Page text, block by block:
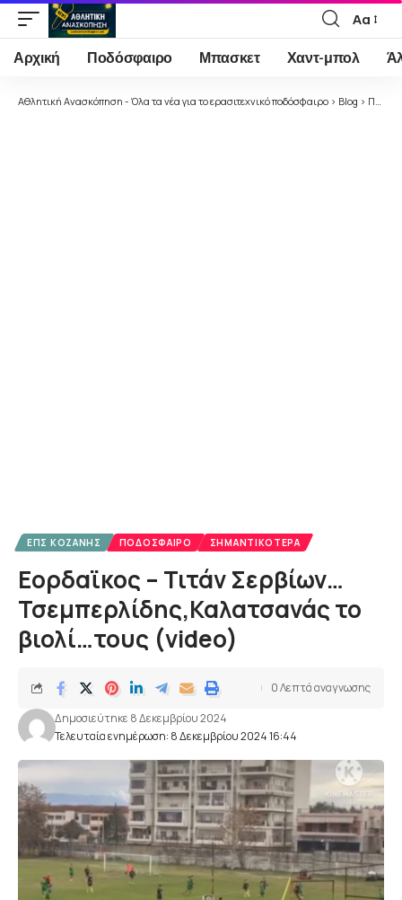
Font
Resizer
Αα
Αρχική Ποδόσφαιρο Μπασκετ Χαντ-μπολ
Αθλητική Ανασκόπηση - Όλα τα νέα για το ερασιτεχνικό ποδόσφαιρο > Blog > Ποδόσφαιρο
ΕΠΣ ΚΟΖΆΝΗΣ ΠΟΔΌΣΦΑΙΡΟ ΣΗΜΑΝΤΙΚΌΤΕΡΑ
Εορδαϊκος – Τιτάν Σερβίων…
Τσεμπερλίδης,Καλατσανάς το
βιολί…τους (video)
Τελευταία ενημέρωση: 8 Δεκεμβρίου 2024 16:44
Δημοσιεύτηκε 8 Δεκεμβρίου 2024
0 Λεπτά αναγνωσης